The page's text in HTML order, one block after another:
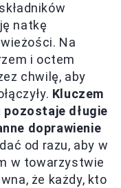
natkę
Na
i octem
chwilę, aby
Kluczem
długie
doprawienie
od razu, aby w
w towarzystwie
że każdy, kto